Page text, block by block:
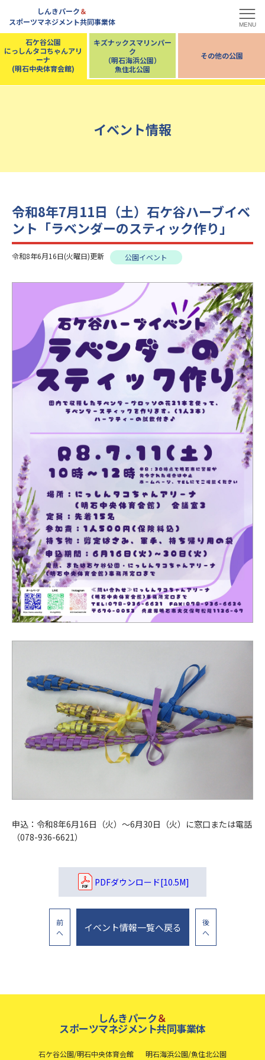
しんきパーク＆
スポーツマネジメント共同事業体
MENU
石ケ谷公園
にっしんタコちゃんアリ
ーナ
(明石中央体育会館)
キズナックスマリンパー
ク
（明石海浜公園）
魚住北公園
その他の公園
イベント情報
令和8年7月11日（土）石ケ谷ハーブイベ
ント「ラベンダーのスティック作り」
令和8年6月16日(火曜日)更新 公園イベント
申込：令和8年6月16日（火）～6月30日（火）に窓口または電話
（078-936-6621）
PDFダウンロード[10.5M]
前
へ
イベント情報一覧へ戻る
後
へ
しんきパーク＆
スポーツマネジメント共同事業体
石ケ谷公園/明石中央体育会館 明石海浜公園/魚住北公園